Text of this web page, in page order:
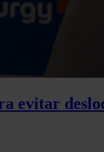
evitar